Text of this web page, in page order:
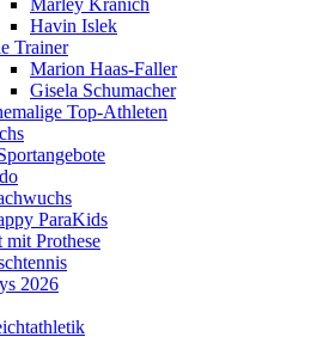
Havin Islek
Trainer
Marion Haas-Faller
Gisela Schumacher
Top-Athleten
ParaKids
mit Prothese
2026